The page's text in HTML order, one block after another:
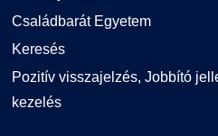
Családbarát Egyetem
Keresés
Pozitív visszajelzés, Jobbító
kezelés